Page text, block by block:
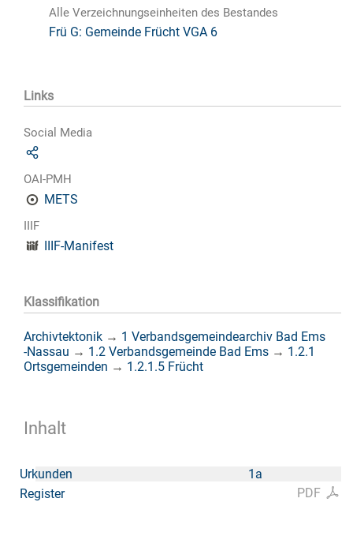
Alle Verzeichnungseinheiten des Bestandes
Frü G: Gemeinde Frücht VGA 6
Links
Social Media
OAI-PMH
METS
IIIF
IIIF-Manifest
Klassifikation
Archivtektonik → 1 Verbandsgemeindearchiv Bad Ems
-Nassau → 1.2 Verbandsgemeinde Bad Ems → 1.2.1
Ortsgemeinden → 1.2.1.5 Frücht
Inhalt
1a
Urkunden
PDF
Register